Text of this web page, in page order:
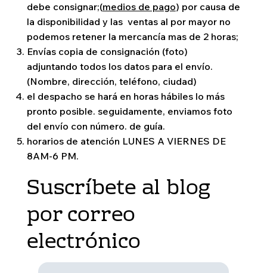
debe consignar;(medios de pago) por causa de
la disponibilidad y las ventas al por mayor no
podemos retener la mercancía mas de 2 horas;
Envías copia de consignación (foto)
adjuntando todos los datos para el envío.
(Nombre, dirección, teléfono, ciudad)
el despacho se hará en horas hábiles lo más
pronto posible. seguidamente, enviamos foto
del envío con número. de guía.
horarios de atención LUNES A VIERNES DE
8AM-6 PM.
Suscríbete al blog
por correo
electrónico